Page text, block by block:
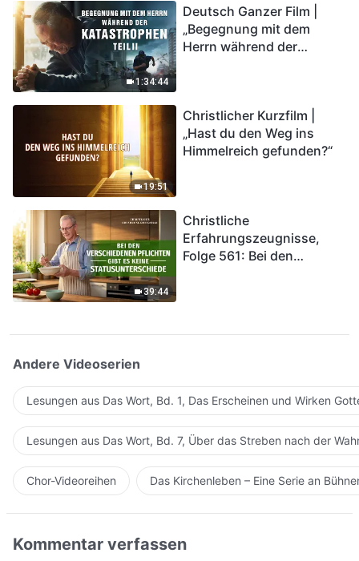
1:34:44
Deutsch Ganzer Film |
„Begegnung mit dem
Herrn während der
in das Königreich Gottes
eintreten?
19:51
Christlicher Kurzfilm |
„Hast du den Weg ins
Himmelreich gefunden?“
39:44
Christliche
Erfahrungszeugnisse,
Folge 561: Bei den
Andere Videoserien
Lesungen aus Das Wort, Bd. 1, Das Erscheinen und Wirken
Lesungen aus Das Wort, Bd. 7, Über das Streben nach der
Chor-Videoreihen Das Kirchenleben – Eine Serie an
Kommentar verfassen